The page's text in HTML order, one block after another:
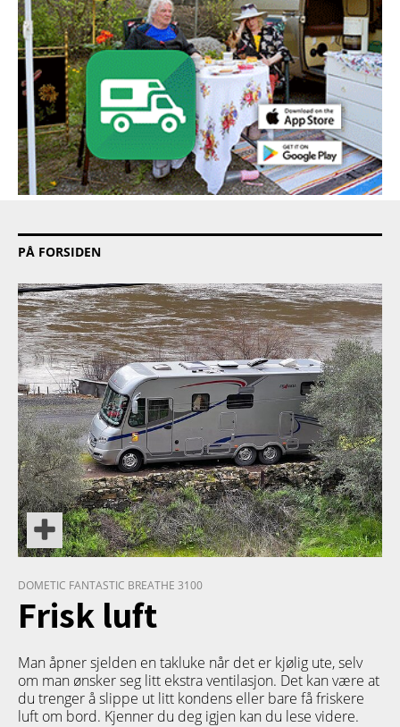
PÅ FORSIDEN
PRODUKT
DOMETIC FANTASTIC BREATHE 3100
Frisk luft
Man åpner sjelden en takluke når det er kjølig ute, selv
om man ønsker seg litt ekstra ventilasjon. Det kan være at
du trenger å slippe ut litt kondens eller bare få friskere
luft om bord. Kjenner du deg igjen kan du lese videre.